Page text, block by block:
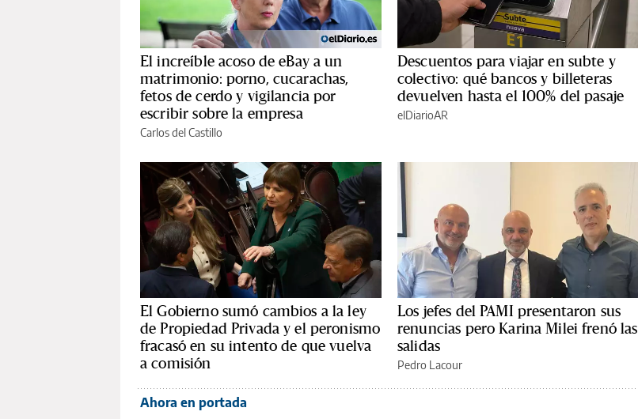
El increíble acoso de eBay a un
matrimonio: porno, cucarachas,
fetos de cerdo y vigilancia por
escribir sobre la empresa
Carlos del Castillo
Descuentos para viajar en subte y
colectivo: qué bancos y billeteras
devuelven hasta el 100% del pasaje
elDiarioAR
El Gobierno sumó cambios a la ley
de Propiedad Privada y el peronismo
fracasó en su intento de que vuelva
a comisión
Los jefes del PAMI presentaron sus
renuncias pero Karina Milei frenó las
salidas
Pedro Lacour
Ahora en portada